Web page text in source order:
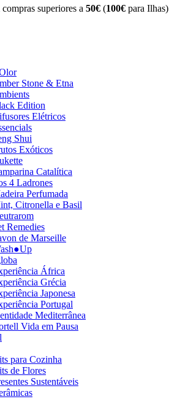
superiores a 50€(100€para Ilhas)
Stone & Etna
Edition
Elétricos
Shui
Exóticos
Catalítica
4 Ladrones
Perfumada
Citronella e Basil
Remedies
de Marseille
África
Grécia
Japonesa
Portugal
Mediterrânea
Vida em Pausa
para Cozinha
de Flores
Sustentáveis